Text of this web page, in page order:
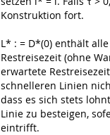
Konstruktion fort.
L* : = D*(0) enthält
Restreisezeit (ohne
erwartete
schnelleren Linien
dass es sich stets
Linie zu besteigen,
eintrifft.